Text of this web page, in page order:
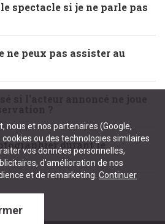
spectacle si je ne parle pas
ne peux pas assister au
durant le
nous et nos partenaires (Google,
ou des technologies similaires
vos données personnelles,
d'amélioration de nos
et de remarketing. Continuer